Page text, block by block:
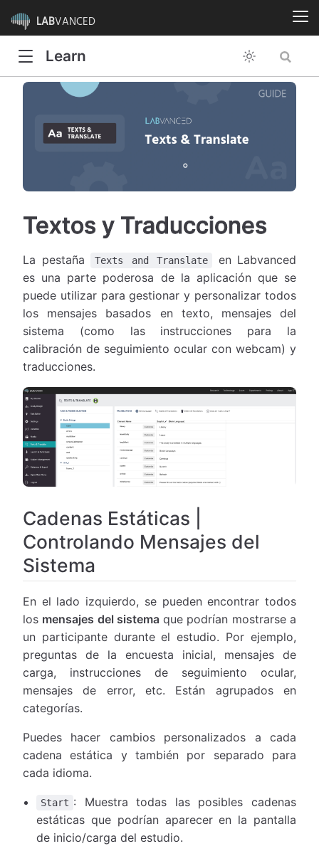
LABVANCED
Learn
Textos y Traducciones
La pestaña Texts and Translate
en Labvanced
es una parte poderosa de la aplicación que se
puede utilizar para gestionar y personalizar todos
los mensajes basados en texto, mensajes del
sistema (como las instrucciones para la
calibración de seguimiento ocular con webcam) y
traducciones.
Cadenas Estáticas |
Controlando Mensajes del
Sistema
En el lado izquierdo, se pueden encontrar todos
los mensajes del sistemaque podrían mostrarse a
un participante durante el estudio. Por ejemplo,
preguntas de la encuesta inicial, mensajes de
carga, instrucciones de seguimiento ocular,
mensajes de error, etc. Están agrupados en
categorías.
Puedes hacer cambios personalizados a cada
cadena estática y también por separado para
cada idioma.
Start : Muestra todas las posibles cadenas
estáticas que podrían aparecer en la pantalla
de inicio/carga del estudio.